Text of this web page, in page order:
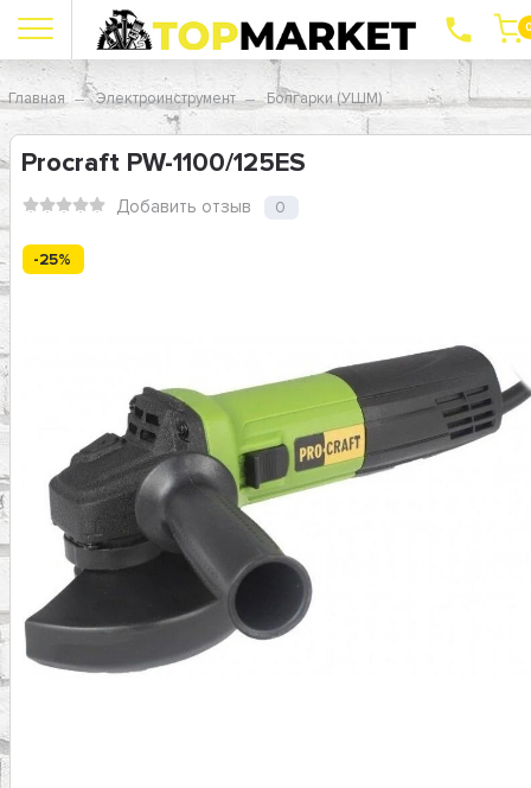
Главная Электроинструмент Болгарки (УШМ)
Procraft PW-1100/125ES
Добавить отзыв 0
-25%